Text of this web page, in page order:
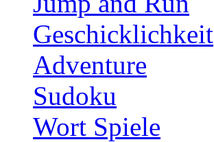
Geschicklichkeit
Adventure
Sudoku
Wort Spiele